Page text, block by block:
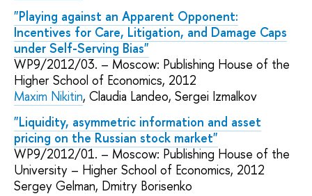
"Playing against an Apparent Opponent:
Incentives for Care, Litigation, and Damage Caps
under Self-Serving Bias"
WP9/2012/03. – Moscow: Publishing House of the
Higher School of Economics, 2012
Maxim Nikitin, Claudia Landeo, Sergei Izmalkov
"Liquidity, asymmetric information and asset
pricing on the Russian stock market"
WP9/2012/01. – Moscow: Publishing House of the
University – Higher School of Economics, 2012
Sergey Gelman, Dmitry Borisenko